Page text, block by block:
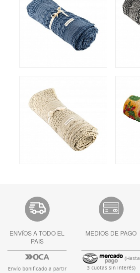
ENVÍOS A TODO EL
PAIS
Envío bonificado a partir
MEDIOS DE PAGO
(Hasta
3 cuotas sin interés)